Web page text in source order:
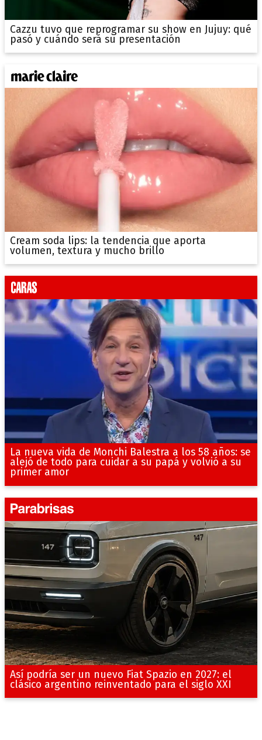
Cazzu tuvo que reprogramar su show en Jujuy: qué
pasó y cuándo será su presentación
Cream soda lips: la tendencia que aporta
volumen, textura y mucho brillo
La nueva vida de Monchi Balestra a los 58 años: se
alejó de todo para cuidar a su papá y volvió a su
primer amor
Así podría ser un nuevo Fiat Spazio en 2027: el
clásico argentino reinventado para el siglo XXI